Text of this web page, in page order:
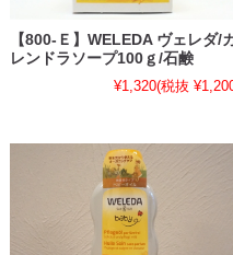
【800-Ｅ】WELEDA ヴェレダ/
レンドラソープ100ｇ/石鹸
¥1,320(税抜